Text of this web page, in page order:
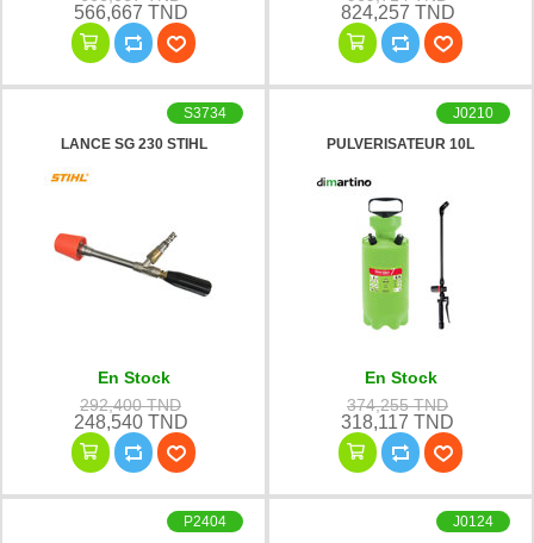
566,667 TND 824,257 TND
LANCE SG 230 STIHL
S3734
En Stock
292,400 TND
248,540 TND
PULVERISATEUR 10L
J0210
En Stock
374,255 TND
318,117 TND
P2404 J0124